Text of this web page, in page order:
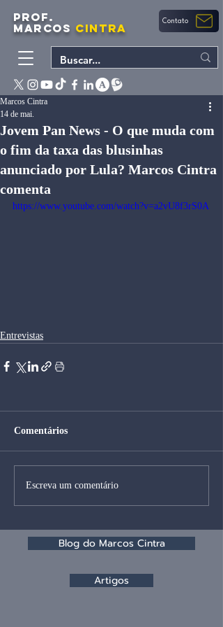
PROF.
MARCOS CINTRA Contato
Jovem Pan News - O que muda com
o fim da taxa das blusinhas
anunciado por Lula? Marcos Cintra
comenta
Marcos Cintra
14 de mai.
https://www.youtube.com/watch?v=a2vU8f3rS0A
Entrevistas
Comentários
Escreva um comentário
Blog do Marcos Cintra
Artigos